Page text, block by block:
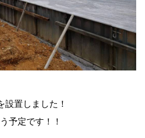
設置しました！
予定です！！